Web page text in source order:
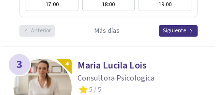
17:00 18:00 19:00
Anterior Más días Siguiente
3 Maria Lucila Lois
Consultora Psicologica
5 / 5